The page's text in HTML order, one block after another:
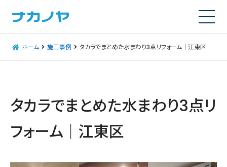
ホーム 施工事例 タカラでまとめた水まわり3点リフォーム｜江東区
タカラでまとめた水まわり3点リ
フォーム｜江東区